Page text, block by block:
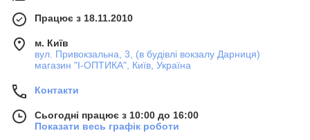
Працює з 18.11.2010
м. Київ
вул. Привокзальна, 3, (в будівлі вокзалу Дарниця)
магазин "I-ОПТИКА", Київ, Україна
Контакти
Сьогодні працює з 10:00 до 16:00
Показати весь графік роботи